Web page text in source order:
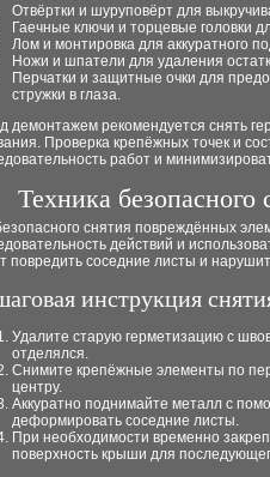
Отвёртки и шуруповёрт для
Гаечные ключи и торцевые головки
Лом и монтировка для аккуратного
Ножи и шпатели для удаления
Перчатки и защитные очки для
стружки в глаза.
демонтажем рекомендуется снять
Проверка крепёжных точек и
работ и
Техника
снятия повреждённых
действий и
повредить соседние листы и
инструкция
Удалите старую герметизацию с
отделялся.
Снимите крепёжные элементы по
центру.
Аккуратно поднимайте металл с
деформировать соседние листы.
При необходимости временно
поверхность крыши для